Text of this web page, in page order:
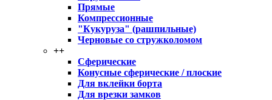
Прямые
Компрессионные
"Кукуруза" (рашпильные)
Черновые со стружколомом
++
Сферические
Конусные сферические / плоские
Для вклейки борта
Для врезки замков